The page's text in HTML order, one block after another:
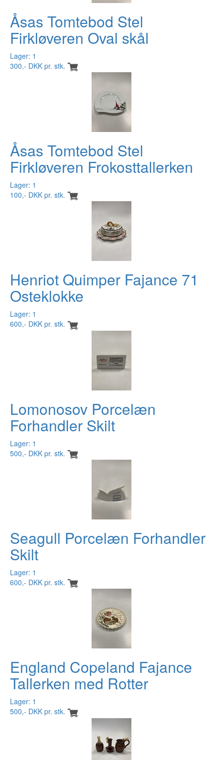
Åsas Tomtebod Stel
Firkløveren Oval skål
Lager: 1
300,- DKK pr. stk.
Åsas Tomtebod Stel
Firkløveren Frokosttallerken
Lager: 1
100,- DKK pr. stk.
Henriot Quimper Fajance 71
Osteklokke
Lager: 1
600,- DKK pr. stk.
Lomonosov Porcelæn
Forhandler Skilt
Lager: 1
500,- DKK pr. stk.
Seagull Porcelæn Forhandler
Skilt
Lager: 1
600,- DKK pr. stk.
England Copeland Fajance
Tallerken med Rotter
Lager: 1
500,- DKK pr. stk.